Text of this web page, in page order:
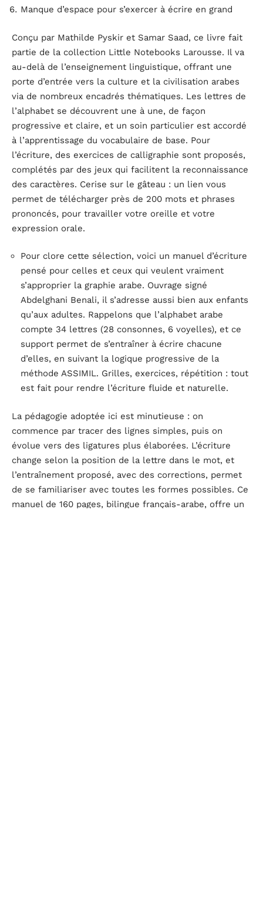
Manque d’espace pour s’exercer à écrire en grand
Conçu par Mathilde Pyskir et Samar Saad, ce livre fait
partie de la collection Little Notebooks Larousse. Il va
au-delà de l’enseignement linguistique, offrant une
porte d’entrée vers la culture et la civilisation arabes
via de nombreux encadrés thématiques. Les lettres de
l’alphabet se découvrent une à une, de façon
progressive et claire, et un soin particulier est accordé
à l’apprentissage du vocabulaire de base. Pour
l’écriture, des exercices de calligraphie sont proposés,
complétés par des jeux qui facilitent la reconnaissance
des caractères. Cerise sur le gâteau : un lien vous
permet de télécharger près de 200 mots et phrases
prononcés, pour travailler votre oreille et votre
expression orale.
Pour clore cette sélection, voici un manuel d’écriture
pensé pour celles et ceux qui veulent vraiment
s’approprier la graphie arabe. Ouvrage signé
Abdelghani Benali, il s’adresse aussi bien aux enfants
qu’aux adultes. Rappelons que l’alphabet arabe
compte 34 lettres (28 consonnes, 6 voyelles), et ce
support permet de s’entraîner à écrire chacune
d’elles, en suivant la logique progressive de la
méthode ASSIMIL. Grilles, exercices, répétition : tout
est fait pour rendre l’écriture fluide et naturelle.
La pédagogie adoptée ici est minutieuse : on
commence par tracer des lignes simples, puis on
évolue vers des ligatures plus élaborées. L’écriture
change selon la position de la lettre dans le mot, et
l’entraînement proposé, avec des corrections, permet
de se familiariser avec toutes les formes possibles. Ce
manuel de 160 pages, bilingue français-arabe, offre un